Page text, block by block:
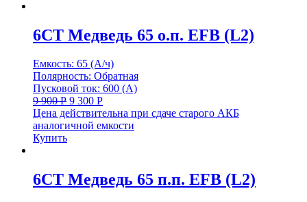
6СТ Медведь 65 о.п. EFB (L2)
Емкость: 65 (А/ч)
Полярность: Обратная
Пусковой ток: 600 (А)
9 900Р 9 300 Р
Цена действительна при сдаче старого АКБ
аналогичной емкости
Купить
6СТ Медведь 65 п.п. EFB (L2)